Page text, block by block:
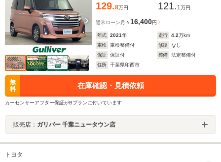
129.8万円 121. 1万円
通常ローン 月々 16,400円
年式 2021年 走行 4.2万km
車検
車検整備付 修復
なし
保証
保証付 整備
法定整備付
住所
千葉県印西市
無
料
在庫確認・見積依頼
カーセンサーアフター保証がBプランに付いています
販売店： ガリバー 千葉ニュータウン店
トヨタ